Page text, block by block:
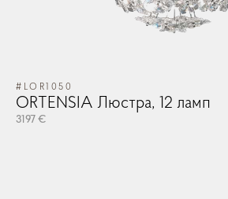
#LOR1050
ORTENSIA Люстра, 12 ламп
3197 €